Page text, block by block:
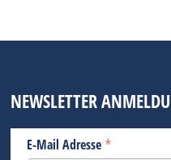
NEWSLETTER
E-Mail Adresse *